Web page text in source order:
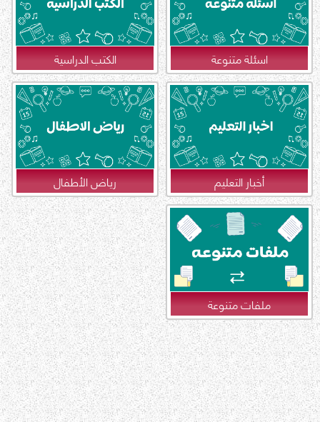
اسئلة متنوعة الكتب الدراسية
أخبار التعليم رياض الأطفال
ملفات متنوعة